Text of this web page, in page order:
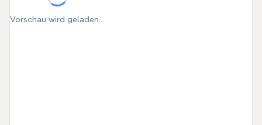
Vorschau wird geladen...